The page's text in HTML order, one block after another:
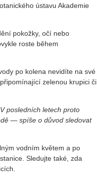
ústavu Akademie
pokožky, očí nebo
roste během
po kolena nevidíte na své
zelenou krupici či
posledních letech proto
— spíše o důvod sledovat
vodním květem a po
Sledujte také, zda